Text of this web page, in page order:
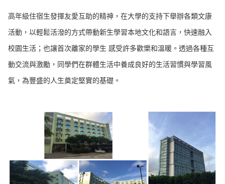
高年級住宿生發揮友愛互助的精神，在大學的支持下舉辦各類文康
活動，以輕鬆活潑的方式帶動新生學習本地文化和語言，快速融入
校園生活；也讓首次離家的學生 感受許多歡樂和溫暖。透過各種互
動交流與激勵，同學們在群體生活中養成良好的生活習慣與學習風
氣，為豐盛的人生奠定堅實的基礎。